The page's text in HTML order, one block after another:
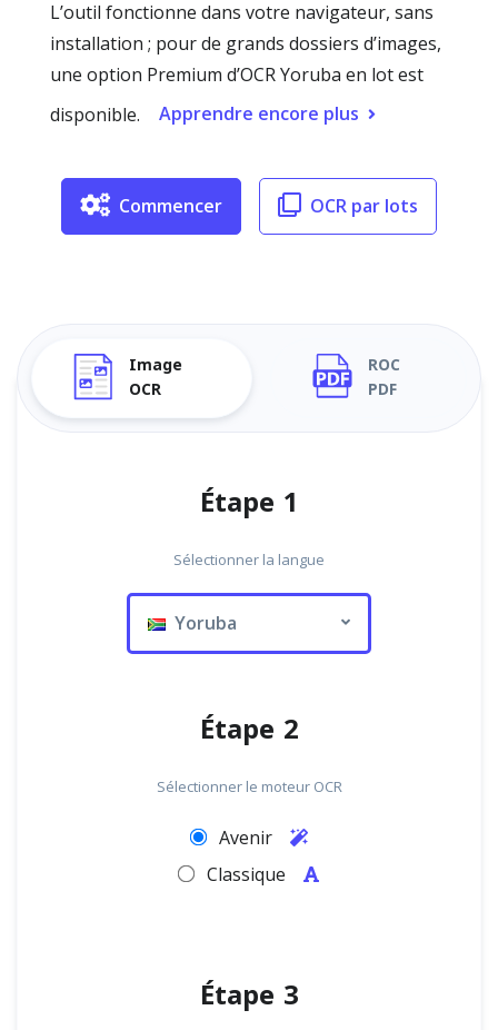
L’outil fonctionne dans votre navigateur, sans
installation ; pour de grands dossiers d’images,
une option Premium d’OCR Yoruba en lot est
disponible.
Apprendre encore plus
Commencer OCR par lots
Image
OCR
ROC
PDF
Étape 1
Sélectionner la langue
Yoruba
Étape 2
Sélectionner le moteur OCR
Avenir
Classique
Étape 3